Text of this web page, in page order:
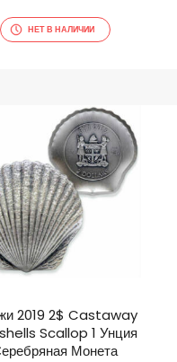
НЕТ В НАЛИЧИИ
2019 2$ Castaway
Scallop 1 Унция
Монета